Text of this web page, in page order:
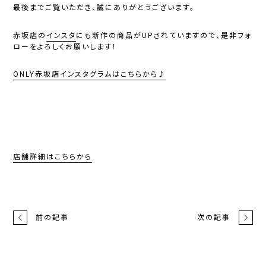
最後までご覧いただき、誠にありがとうございます。
赤坂店の インスタ にも新作の商品がUPされていますので、是非フォ
ローをよろしくお願いします！
ONLY赤坂店インスタグラムはこちらから ♪
店舗詳細はこちらから
前の記事 次の記事